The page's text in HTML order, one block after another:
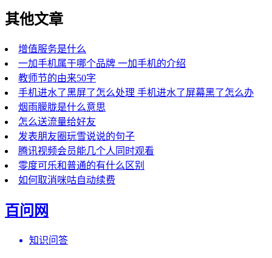
其他文章
增值服务是什么
一加手机属于哪个品牌 一加手机的介绍
教师节的由来50字
手机进水了黑屏了怎么处理 手机进水了屏幕黑了怎么办
烟雨朦胧是什么意思
怎么送流量给好友
发表朋友圈玩雪说说的句子
腾讯视频会员能几个人同时观看
零度可乐和普通的有什么区别
如何取消咪咕自动续费
百问网
知识问答